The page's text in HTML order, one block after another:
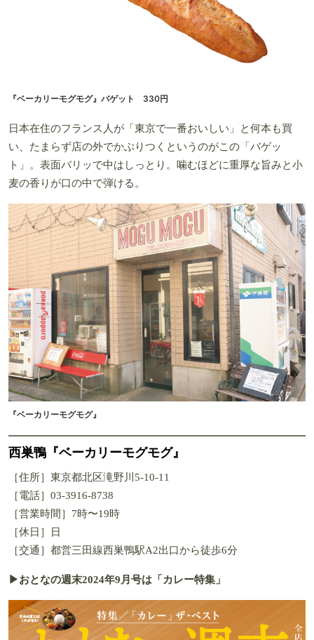
『ベーカリーモグモグ』バゲット 330円
日本在住のフランス人が「東京で一番おいしい」と何本も買
い、たまらず店の外でかぶりつくというのがこの「バゲッ
ト」。表面バリッで中はしっとり。噛むほどに重厚な旨みと小
麦の香りが口の中で弾ける。
『ベーカリーモグモグ』
西巣鴨『ベーカリーモグモグ』
［住所］東京都北区滝野川5-10-11
［電話］03-3916-8738
［営業時間］7時〜19時
［休日］日
［交通］都営三田線西巣鴨駅A2出口から徒歩6分
▶おとなの週末2024年9月号は「カレー特集」